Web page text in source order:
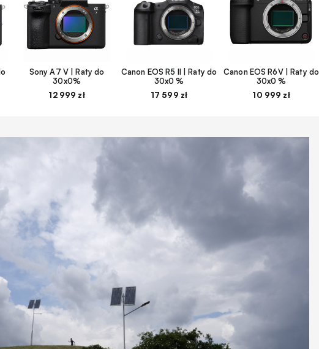
Sony A7 V | Raty do
30x0%
12 999 zł
Canon EOS R5 II | Raty do
30x0 %
17 599 zł
Canon EOS R6V | Raty do
30x0 %
10 999 zł